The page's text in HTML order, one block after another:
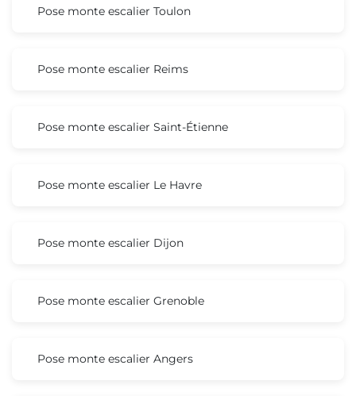
Pose monte escalier Toulon
Pose monte escalier Reims
Pose monte escalier Saint-Étienne
Pose monte escalier Le Havre
Pose monte escalier Dijon
Pose monte escalier Grenoble
Pose monte escalier Angers